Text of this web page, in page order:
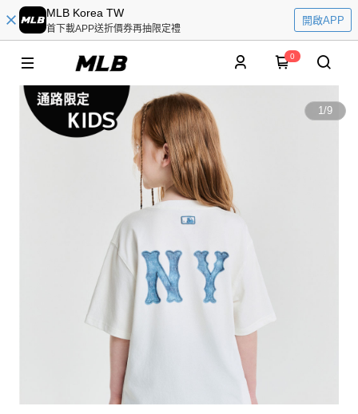
MLB Korea TW
首下載APP送折價券再抽限定禮
開啟APP
0
1/9